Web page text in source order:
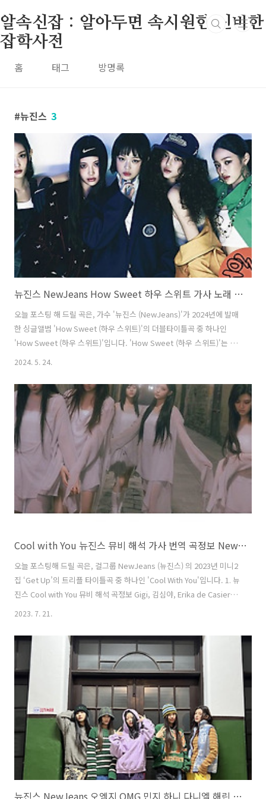
알속신잡 : 알아두면 속시원한 신비한
잡학사전
홈 태그 방명록
뉴진스 3
뉴진스 NewJeans How Sweet 하우 스위트 가사 노래 뮤비 곡정보
오늘 포스팅 해 드릴 곡은, 가수 '뉴진스 (NewJeans)'가 2024년에 발매
한 싱글앨범 'How Sweet (하우 스위트)'의 더블타이틀곡 중 하나인
'How Sweet (하우 스위트)'입니다. 'How Sweet (하우 스위트)'는 새
롭고 독특한 매력의 댄스 팝 곡으로 Miami Bass 장르에 기계음 같
에 실린 '뉴진스 (NewJeans)' 멤버들의 보컬은 과장되지 않은 자연스
러움으로 오히려 신선한 느낌을 선사하면서 한 번만 들어도 잊혀지
지 않을 만큼 중독성이 있습니다. How Sweet (하우 스위트) - 뉴진
스 (NewJeans) 가사 All I know is now알게 됐어 나 (I know)그동안 맨
날Always u..
2024. 5. 24.
Cool with You 뉴진스 뮤비 해석 가사 번역 곡정보 NewJeans 정호연 양조위 Get Up
오늘 포스팅해 드릴 곡은, 걸그룹 NewJeans (뉴진스) 의 2023년 미니2
집 ‘Get Up’의 트리플 타이틀곡 중 하나인 'Cool With You'입니다. 1. 뉴
진스 Cool with You 뮤비 해석 곡정보 Gigi, 김심야, Erika de Casier,
Fine Glindvad Jensen, 다니엘(DANIELLE) 작사, FRNK , Frankie
개러지 리듬을 바탕으로 곡입니다. 뮤비는 공개 전부터 세계적인 스타의
출연으로 화제를 모았습니다. 뮤직비디오는 그리스 신화 '프시케와 에로
스'를 현대적으로 해석하였습니다. 에로스 역으로는 넷플릭스 '오징어게
임'의 '정호연', 아프로디테 역에는..
2023. 7. 21.